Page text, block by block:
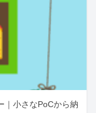
｜小さなPoCから納